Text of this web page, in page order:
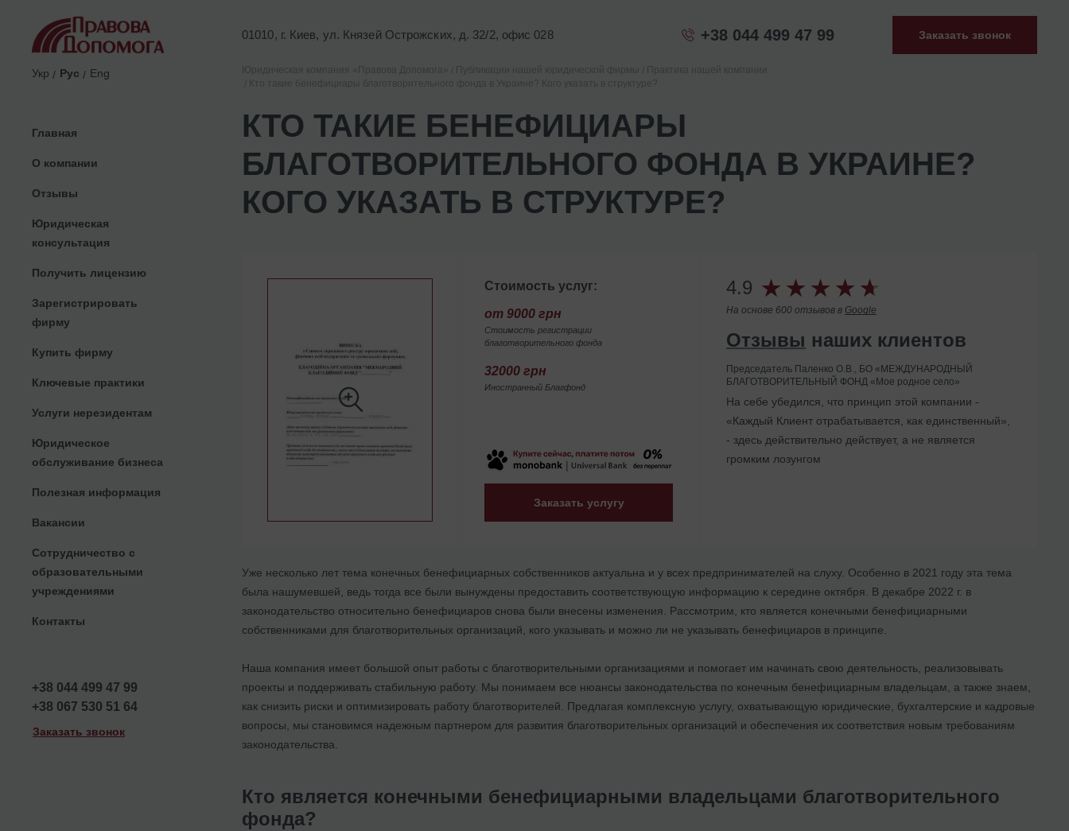
01010, г. Киев, ул. Князей Острожских, д. 32/2, офис 028 +38 044 499 47 99 Заказать звонок
Укр Рус Eng
Главная
О компании
Отзывы
Юридическая
консультация
Получить лицензию
Зарегистрировать
фирму
Купить фирму
Ключевые практики
Услуги нерезидентам
Юридическое
обслуживание бизнеса
Полезная информация
Вакансии
Сотрудничество с
образовательными
учреждениями
Контакты
+38 044 499 47 99
+38 067 530 51 64
Заказать звонок
КТО ТАКИЕ БЕНЕФИЦИАРЫ
БЛАГОТВОРИТЕЛЬНОГО ФОНДА В УКРАИНЕ?
КОГО УКАЗАТЬ В СТРУКТУРЕ?
Стоимость услуг:
от 9000 грн
Стоимость регистрации
благотворительного фонда
32000 грн
Иностранный Благфонд
Заказать услугу
4.9
На основе 600 отзывов в Google
Отзывы наших клиентов
Председатель Паленко О.В., БО «МЕЖДУНАРОДНЫЙ
БЛАГОТВОРИТЕЛЬНЫЙ ФОНД «Мое родное село»
На себе убедился, что принцип этой компании -
«Каждый Клиент отрабатывается, как единственный»,
- здесь действительно действует, а не является
громким лозунгом
Уже несколько лет тема конечных бенефициарных собственников актуальна и у всех предпринимателей на слуху. Особенно в 2021 году эта тема
была нашумевшей, ведь тогда все были вынуждены предоставить соответствующую информацию к середине октября. В декабре 2022 г. в
законодательство относительно бенефициаров снова были внесены изменения. Рассмотрим, кто является конечными бенефициарными
собственниками для благотворительных организаций, кого указывать и можно ли не указывать бенефициаров в принципе.
Наша компания имеет большой опыт работы с благотворительными организациями и помогает им начинать свою деятельность, реализовывать
проекты и поддерживать стабильную работу. Мы понимаем все нюансы законодательства по конечным бенефициарным владельцам, а также знаем,
как снизить риски и оптимизировать работу благотворителей. Предлагая комплексную услугу, охватывающую юридические, бухгалтерские и кадровые
вопросы, мы становимся надежным партнером для развития благотворительных организаций и обеспечения их соответствия новым требованиям
законодательства.
Кто является конечными бенефициарными владельцами благотворительного
фонда?